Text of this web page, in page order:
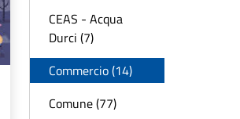
CEAS - Acqua
Durci (7)
Commercio (14)
Comune (77)